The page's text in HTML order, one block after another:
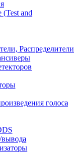
(Test and
Распределители
голоса